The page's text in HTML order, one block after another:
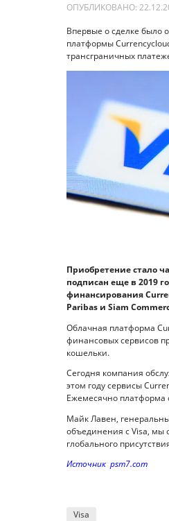
ОПУБЛИКОВАНО:
Впервые о сделке было
платформы
трансграничных
Приобретение стало
подписан еще в 2019
финансирования
Paribas и Siam
Облачная платформа
финансовых сервисов
кошельки.
Сегодня компания
этом году сервисы
Ежемесячно платформа
Майк Лавен,
объединения с Visa, мы
глобального
Источник psm7.com
Visa